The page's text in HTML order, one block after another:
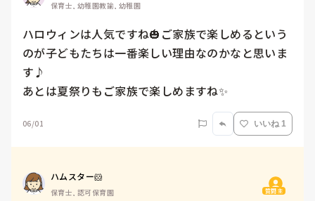
保育士, 幼稚園教諭, 幼稚園
ハロウィンは人気ですね🎃ご家族で楽しめるという
のが子どもたちは一番楽しい理由なのかなと思いま
す♪
あとは夏祭りもご家族で楽しめますね✨
06/01 いいね 1
ハムスター🐹
保育士, 認可保育園 質問主